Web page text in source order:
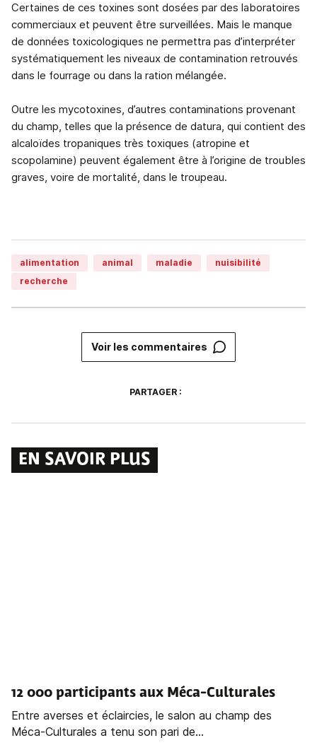
Certaines de ces toxines sont dosées par des laboratoires
commerciaux et peuvent être surveillées. Mais le manque
de données toxicologiques ne permettra pas d’interpréter
systématiquement les niveaux de contamination retrouvés
dans le fourrage ou dans la ration mélangée.
Outre les mycotoxines, d’autres contaminations provenant
du champ, telles que la présence de datura, qui contient des
alcaloïdes tropaniques très toxiques (atropine et
scopolamine) peuvent également être à l’origine de troubles
graves, voire de mortalité, dans le troupeau.
alimentation animal maladie
nuisibilité
recherche
Voir les commentaires
PARTAGER :
EN SAVOIR PLUS
12 000 participants aux Méca-Culturales
Entre averses et éclaircies, le salon au champ des
Méca-Culturales a tenu son pari de...